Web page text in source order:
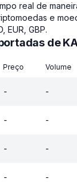
real de
e
EUR, GBP.
de
Preço Volume
- -
- -
- -
- -